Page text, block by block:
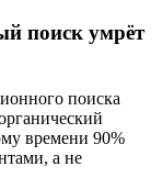
поиск умрёт
поиска
времени 90%
а не